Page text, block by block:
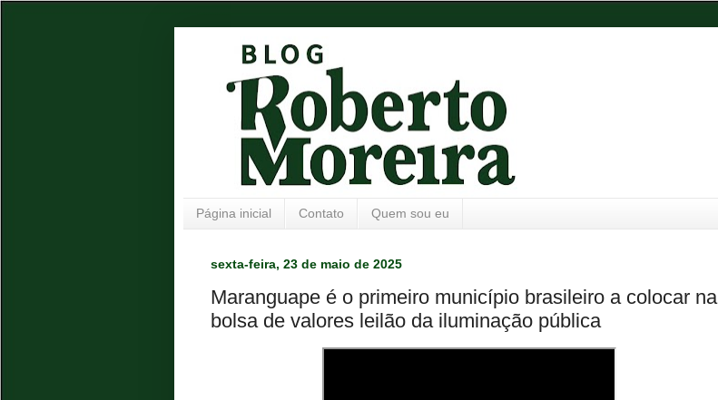
Página inicial Contato Quem sou eu
sexta-feira, 23 de maio de 2025
Maranguape é o primeiro município brasileiro a colocar na
bolsa de valores leilão da iluminação pública